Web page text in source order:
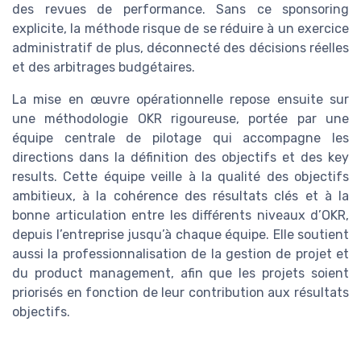
des revues de performance. Sans ce sponsoring
explicite, la méthode risque de se réduire à un exercice
administratif de plus, déconnecté des décisions réelles
et des arbitrages budgétaires.
La mise en œuvre opérationnelle repose ensuite sur
une méthodologie OKR rigoureuse, portée par une
équipe centrale de pilotage qui accompagne les
directions dans la définition des objectifs et des key
results. Cette équipe veille à la qualité des objectifs
ambitieux, à la cohérence des résultats clés et à la
bonne articulation entre les différents niveaux d’OKR,
depuis l’entreprise jusqu’à chaque équipe. Elle soutient
aussi la professionnalisation de la gestion de projet et
du product management, afin que les projets soient
priorisés en fonction de leur contribution aux résultats
objectifs.